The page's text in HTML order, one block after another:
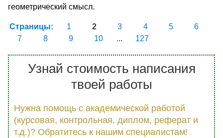
геометрический смысл.
Страницы: 1 2 3 4 5
6
7
8 9 10 ... 127
Узнай стоимость написания
твоей работы
Нужна помощь с академической работой
(курсовая, контрольная, диплом, реферат и
т.д.)? Обратитесь к нашим специалистам!